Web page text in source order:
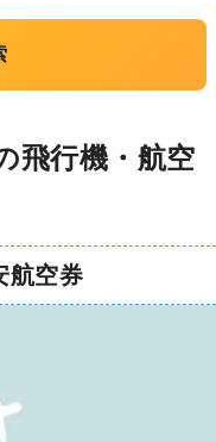
飛行機・航空
航空券